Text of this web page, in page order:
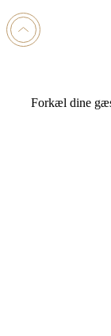
Forkæl dine